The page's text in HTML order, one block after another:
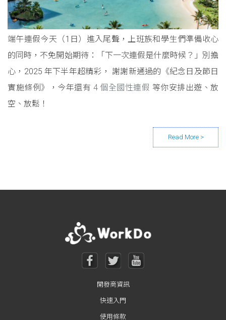
端午連假今天（1日）進入尾聲，上班族和學生們準備收心
的同時，不免開始期待：「下一次連假是什麼時候？」別擔
心，2025 年下半年超精彩， 謝謝新通過的《紀念日及節日
實施條例》，今年還有 4 個全國性連假 等你安排出遊、放
空、放鬆！
Posts navigation
開發商資訊
快速入門
使用條款